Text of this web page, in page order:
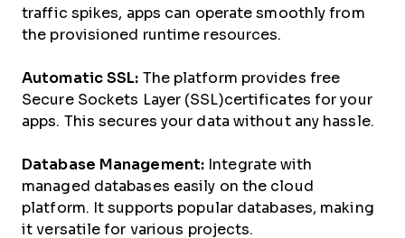
traffic spikes, apps can operate smoothly from
the provisioned runtime resources.
Automatic SSL: The platform provides free
Secure Sockets Layer (SSL)certificates for your
apps. This secures your data without any hassle.
Database Management: Integrate with
managed databases easily on the cloud
platform. It supports popular databases, making
it versatile for various projects.